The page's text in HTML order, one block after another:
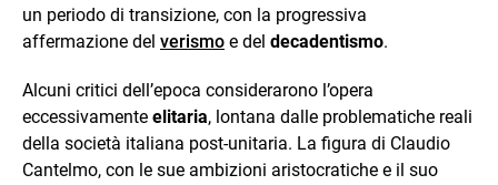
un periodo di transizione, con la progressiva
affermazione del verismo e del decadentismo.
Alcuni critici dell’epoca considerarono l’opera
eccessivamente elitaria, lontana dalle problematiche reali
della società italiana post-unitaria. La figura di Claudio
Cantelmo, con le sue ambizioni aristocratiche e il suo